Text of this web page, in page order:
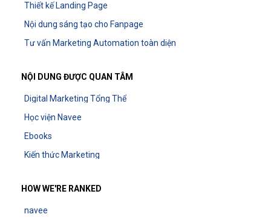
Thiết kế Landing Page
Nội dung sáng tạo cho Fanpage
Tư vấn Marketing Automation toàn diện
NỘI DUNG ĐƯỢC QUAN TÂM
Digital Marketing Tổng Thể
Học viện Navee
Ebooks
Kiến thức Marketing
HOW WE'RE RANKED
navee